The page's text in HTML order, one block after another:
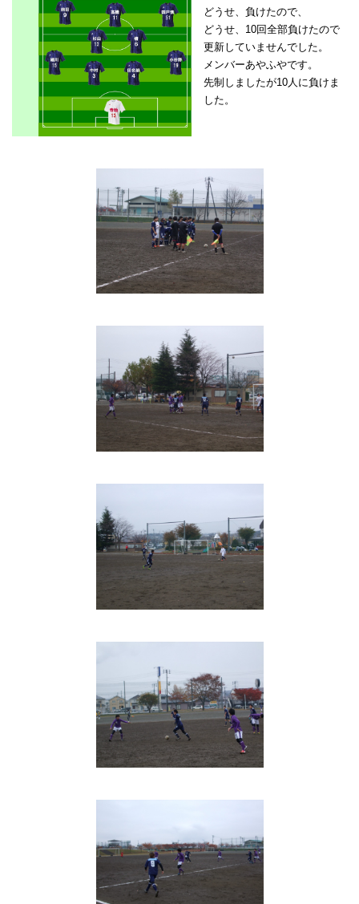
どうせ、負けたので、
どうせ、10回全部負けたので
更新していませんでした。
メンバーあやふやです。
先制しましたが10人に負けま
した。